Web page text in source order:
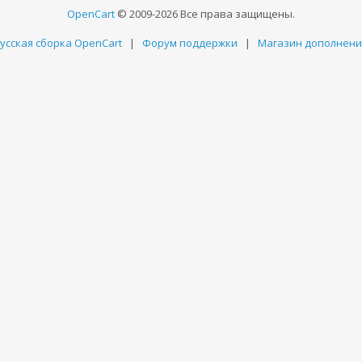
OpenCart © 2009-2026 Все права защищены.
сборка OpenCart | Форум поддержки | Магазин